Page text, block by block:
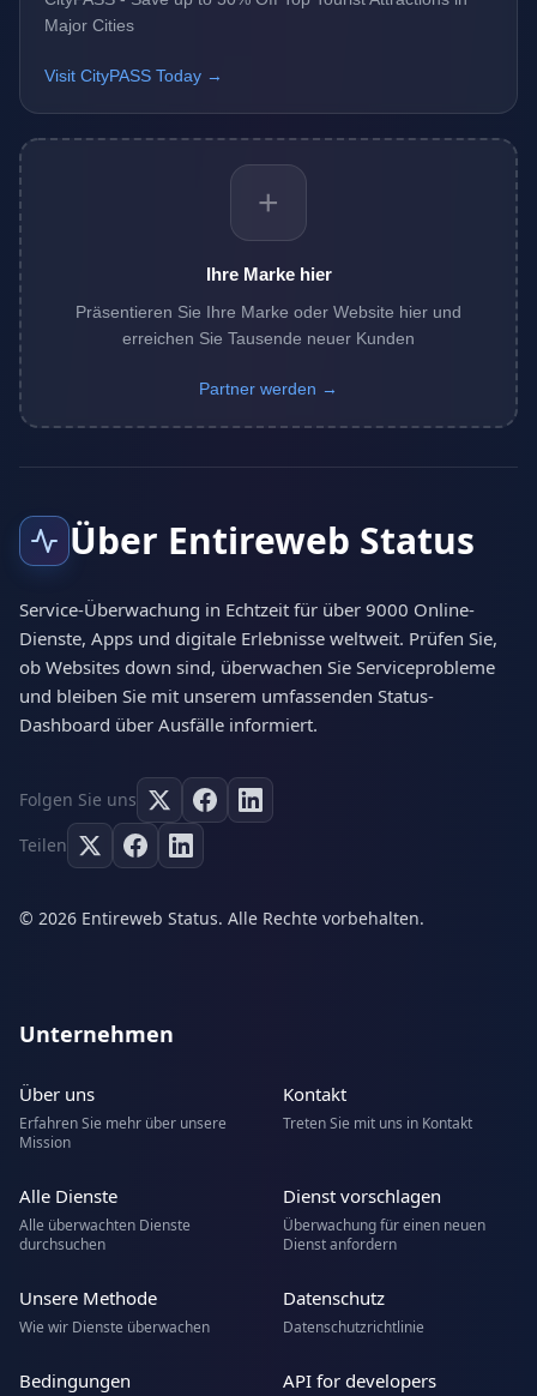
Major Cities
Visit CityPASS Today →
+
Ihre Marke hier
Präsentieren Sie Ihre Marke oder Website hier und
erreichen Sie Tausende neuer Kunden
Partner werden →
Über Entireweb Status
Service-Überwachung in Echtzeit für über 9000 Online-
Dienste, Apps und digitale Erlebnisse weltweit. Prüfen Sie,
ob Websites down sind, überwachen Sie Serviceprobleme
und bleiben Sie mit unserem umfassenden Status-
Dashboard über Ausfälle informiert.
Folgen Sie uns
Teilen
© 2026 Entireweb Status. Alle Rechte vorbehalten.
Unternehmen
Über uns
Erfahren Sie mehr über unsere
Mission
Kontakt
Treten Sie mit uns in Kontakt
Alle Dienste
Alle überwachten Dienste
durchsuchen
Dienst vorschlagen
Überwachung für einen neuen
Dienst anfordern
Unsere Methode
Wie wir Dienste überwachen
Datenschutz
Datenschutzrichtlinie
Bedingungen API for developers